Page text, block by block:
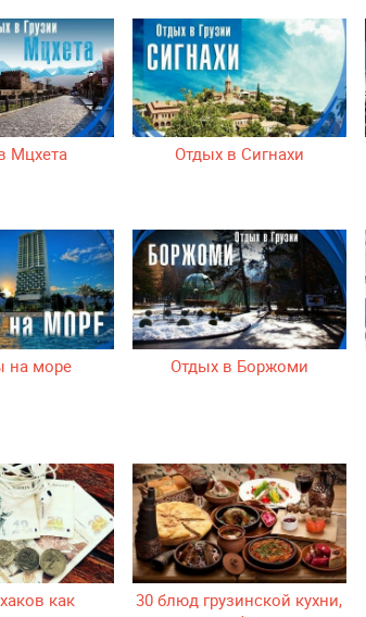
Мцхета Отдых в Сигнахи
на море Отдых в Боржоми
как
30 блюд грузинской кухни,